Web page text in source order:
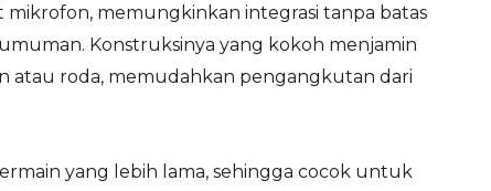
memungkinkan integrasi tanpa batas
Konstruksinya yang kokoh menjamin
atau roda, memudahkan pengangkutan dari
yang lebih lama, sehingga cocok untuk